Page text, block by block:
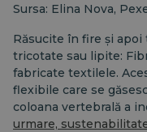
Sursa: Elina Nova,
Răsucite în fire și
tricotate sau lipite:
fabricate textilele.
flexibile care se
coloana vertebrală a
urmare,